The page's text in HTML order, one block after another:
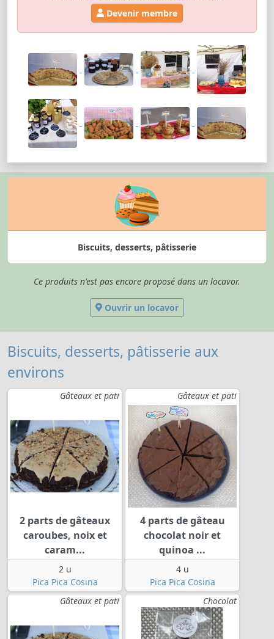
Devenir membre
Biscuits, desserts, pâtisserie
Ce produits n'est pas encore proposé dans un locavor.
Ouvrir un locavor
Biscuits, desserts, pâtisserie aux
environs
Gâteaux et pati
2 parts de gâteaux
caroubes, noix et
caram...
2 u
Pica Pica Cosina
Gâteaux et pati
4 parts de gâteau
chocolat noir et
quinoa ...
4 u
Pica Pica Cosina
Gâteaux et pati
Chocolat